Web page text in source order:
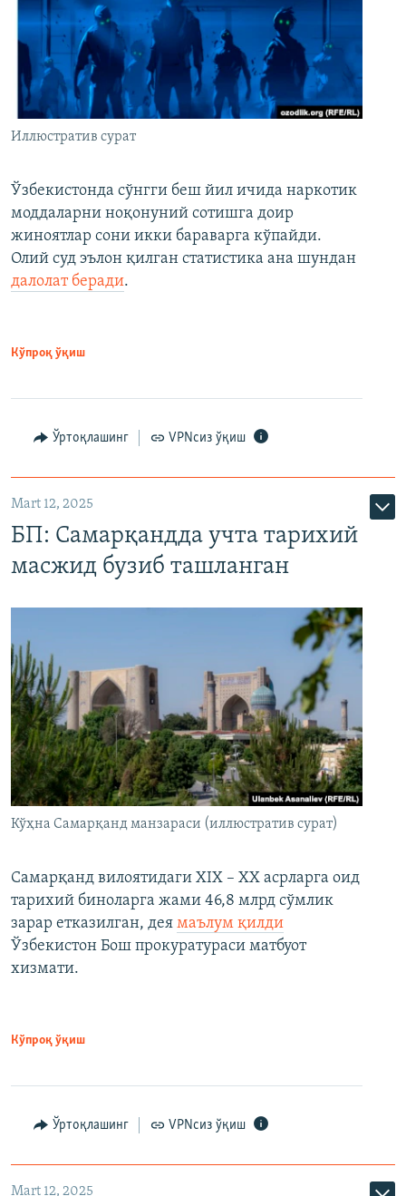
Иллюстратив сурат
Ўзбекистонда сўнгги беш йил ичида наркотик
моддаларни ноқонуний сотишга доир
жиноятлар сони икки бараварга кўпайди.
Олий суд эълон қилган статистика ана шундан
далолат беради.
Кўпроқ ўқиш
Ўртоқлашинг VPNсиз ўқиш
Mart 12, 2025
БП: Самарқандда учта тарихий
масжид бузиб ташланган
Кўҳна Самарқанд манзараси (иллюстратив сурат)
Самарқанд вилоятидаги XIX – XX асрларга оид
тарихий биноларга жами 46,8 млрд сўмлик
зарар етказилган, дея маълум қилди
Ўзбекистон Бош прокуратураси матбуот
хизмати.
Кўпроқ ўқиш
Ўртоқлашинг VPNсиз ўқиш
Mart 12, 2025